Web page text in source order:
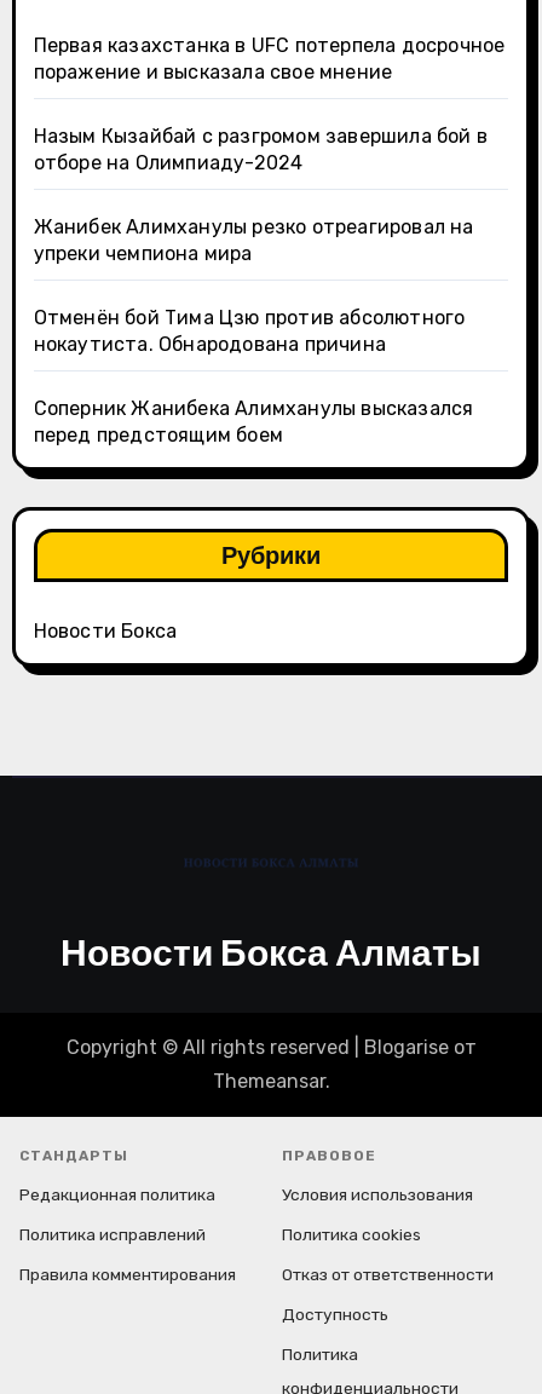
Первая казахстанка в UFC потерпела досрочное
поражение и высказала свое мнение
Назым Кызайбай с разгромом завершила бой в
отборе на Олимпиаду-2024
Жанибек Алимханулы резко отреагировал на
упреки чемпиона мира
Отменён бой Тима Цзю против абсолютного
нокаутиста. Обнародована причина
Соперник Жанибека Алимханулы высказался
перед предстоящим боем
Рубрики
Новости Бокса
Новости Бокса Алматы
Copyright © All rights reserved Blogariseот
Themeansar.
СТАНДАРТЫ
Редакционная политика
Политика исправлений
Правила комментирования
ПРАВОВОЕ
Условия использования
Политика cookies
Отказ от ответственности
Доступность
Политика
конфиденциальности